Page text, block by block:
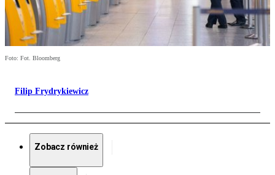
Foto: Fot. Bloomberg
Filip Frydrykiewicz
Zobacz również